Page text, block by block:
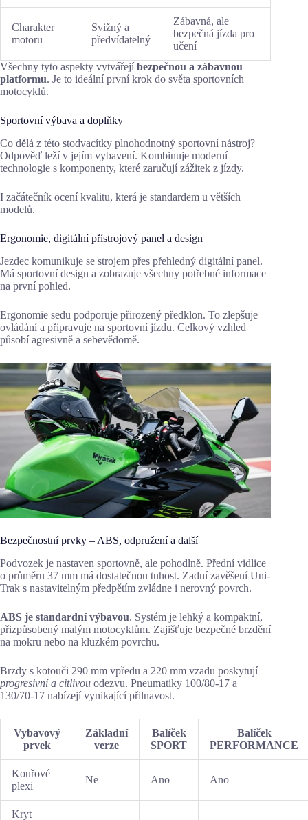
Charakter
motoru
Svižný a
předvídatelný
Zábavná, ale
bezpečná jízda pro
učení
Všechny tyto aspekty vytvářejí bezpečnou a zábavnou
platformu. Je to ideální první krok do světa sportovních
motocyklů.
Sportovní výbava a doplňky
Co dělá z této stodvacítky plnohodnotný sportovní nástroj?
Odpověď leží v jejím vybavení. Kombinuje moderní
technologie s komponenty, které zaručují zážitek z jízdy.
I začátečník ocení kvalitu, která je standardem u větších
modelů.
Ergonomie, digitální přístrojový panel a design
Jezdec komunikuje se strojem přes přehledný digitální panel.
Má sportovní design a zobrazuje všechny potřebné informace
na první pohled.
Ergonomie sedu podporuje přirozený předklon. To zlepšuje
ovládání a připravuje na sportovní jízdu. Celkový vzhled
působí agresivně a sebevědomě.
Bezpečnostní prvky – ABS, odpružení a další
Podvozek je nastaven sportovně, ale pohodlně. Přední vidlice
o průměru 37 mm má dostatečnou tuhost. Zadní zavěšení Uni-
Trak s nastavitelným předpětím zvládne i nerovný povrch.
ABS je standardní výbavou. Systém je lehký a kompaktní,
přizpůsobený malým motocyklům. Zajišťuje bezpečné brzdění
na mokru nebo na kluzkém povrchu.
Brzdy s kotouči 290 mm vpředu a 220 mm vzadu poskytují
progresivní a citlivou odezvu. Pneumatiky 100/80-17 a
130/70-17 nabízejí vynikající přilnavost.
Vybavový
prvek
Základní
verze
Balíček
SPORT
Balíček
PERFORMANCE
Kouřové
plexi
Ne Ano Ano
Kryt